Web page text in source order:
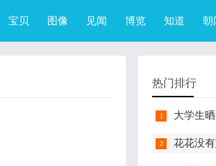
宝贝 图像 见闻 博览 知道 朝
热门排行
大学生晒被子
花花没有妈